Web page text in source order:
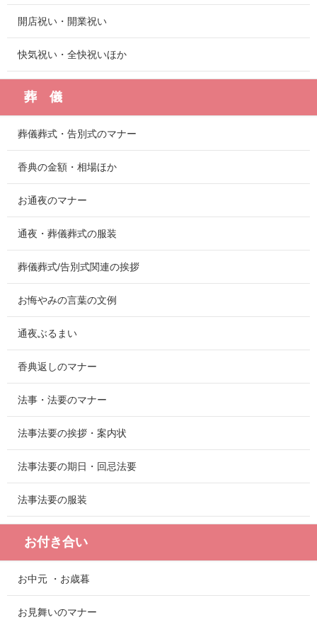
開店祝い・開業祝い
快気祝い・全快祝いほか
葬 儀
葬儀葬式・告別式のマナー
香典の金額・相場ほか
お通夜のマナー
通夜・葬儀葬式の服装
葬儀葬式/告別式関連の挨拶
お悔やみの言葉の文例
通夜ぶるまい
香典返しのマナー
法事・法要のマナー
法事法要の挨拶・案内状
法事法要の期日・回忌法要
法事法要の服装
お付き合い
お中元 ・お歳暮
お見舞いのマナー